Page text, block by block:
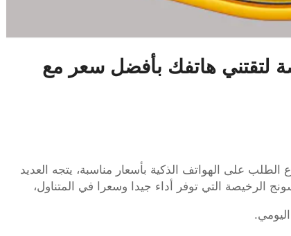
لتقتني هاتفك بأفضل سعر مع
على الهواتف الذكية بأسعار مناسبة، يتجه العديد
التي توفر أداء جيدا وسعرا في المتناول،